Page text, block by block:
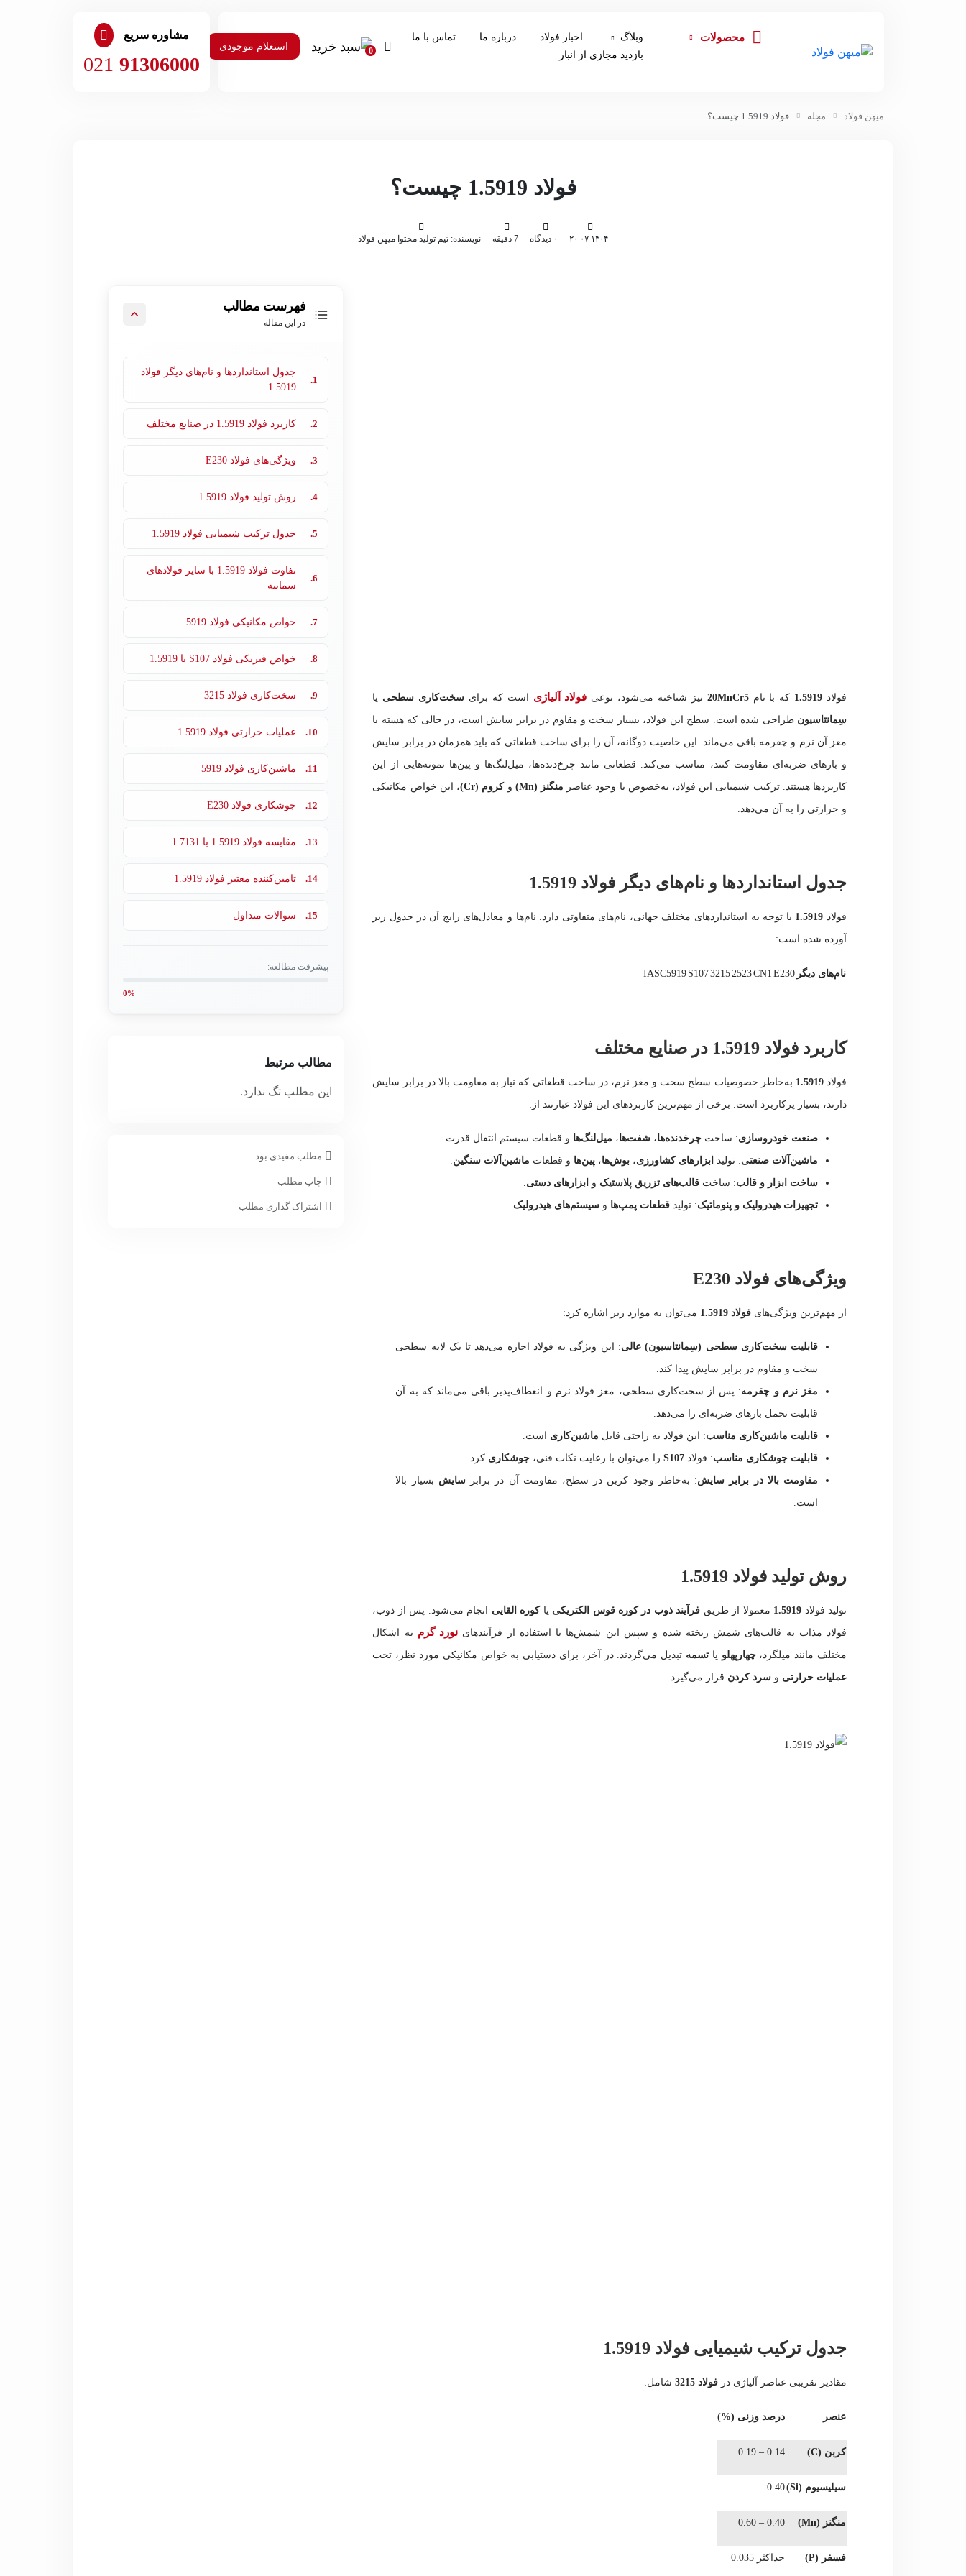
محصولات وبلاگ اخبار فولاد درباره ما
تماس با ما
بازدید مجازی از انبار
0 استعلام موجودی
مشاوره سریع
021 91306000
فولاد 1.5919 چیست؟ مجله میهن فولاد
فولاد 1.5919 چیست؟
۱۴۰۴ ۰۷ ۲۰ ۰ دیدگاه 7 دقیقه نویسنده: تیم تولید محتوا میهن فولاد
فهرست مطالب
در این مقاله
1.
جدول استانداردها و نام‌های دیگر فولاد
1.5919
2. کاربرد فولاد 1.5919 در صنایع مختلف
3. ویژگی‌های فولاد E230
4. روش تولید فولاد 1.5919
5. جدول ترکیب شیمیایی فولاد 1.5919
6.
تفاوت فولاد 1.5919 با سایر فولادهای
سمانته
7. خواص مکانیکی فولاد 5919
8. خواص فیزیکی فولاد S107 یا 1.5919
9. سخت‌کاری فولاد 3215
10. عملیات حرارتی فولاد 1.5919
11. ماشین‌کاری فولاد 5919
12. جوشکاری فولاد E230
13. مقایسه فولاد 1.5919 با 1.7131
14. تامین‌کننده معتبر فولاد 1.5919
15. سوالات متداول
پیشرفت مطالعه:
0%
مطالب مرتبط
این مطلب تگ ندارد.
مطلب مفیدی بود
چاپ مطلب
اشتراک گذاری مطلب
فولاد 1.5919 که با نام20MnCr5 نیز شناخته می‌شود، نوعی فولاد آلیاژی است که برای سخت‌کاری سطحی یا
سِمانتاسیون طراحی شده است. سطح این فولاد، بسیار سخت و مقاوم در برابر سایش است، در حالی که هسته یا
مغز آن نرم و چقرمه باقی می‌ماند. این خاصیت دوگانه، آن را برای ساخت قطعاتی که باید همزمان در برابر سایش
و بارهای ضربه‌ای مقاومت کنند، مناسب می‌کند. قطعاتی مانند چرخ‌دنده‌ها، میل‌لنگ‌ها و پین‌ها نمونه‌هایی از این
کاربردها هستند. ترکیب شیمیایی این فولاد، به‌خصوص با وجود عناصر منگنز (Mn) وکروم (Cr) ، این خواص مکانیکی
و حرارتی را به آن می‌دهد.
جدول استانداردها و نام‌های دیگر فولاد 1.5919
فولاد 1.5919 با توجه به استانداردهای مختلف جهانی، نام‌های متفاوتی دارد. نام‌ها و معادل‌های رایج آن در جدول زیر
آورده شده است:
نام‌های دیگر E230
CN1
2523
3215
S107
IASC5919
کاربرد فولاد 1.5919 در صنایع مختلف
فولاد1.5919 به‌خاطر خصوصیات سطح سخت و مغز نرم، در ساخت قطعاتی که نیاز به مقاومت بالا در برابر سایش
دارند، بسیار پرکاربرد است. برخی از مهم‌ترین کاربردهای این فولاد عبارتند از:
صنعت خودروسازی: ساخت چرخدنده‌ها، شفت‌ها، میل‌لنگ‌ها و قطعات سیستم انتقال قدرت.
ماشین‌آلات صنعتی: تولید ابزارهای کشاورزی، بوش‌ها، پین‌ها و قطعات ماشین‌آلات سنگین
ساخت ابزار و قالب: ساخت قالب‌های تزریق پلاستیک و ابزارهای دستی
تجهیزات هیدرولیک و پنوماتیک: تولید قطعات پمپ‌ها و سیستم‌های هیدرولیک
ویژگی‌های فولاد E230
از مهم‌ترین ویژگی‌های فولاد 1.5919 می‌توان به موارد زیر اشاره کرد:
قابلیت سخت‌کاری سطحی (سِمانتاسیون) عالی: این ویژگی به فولاد اجازه می‌دهد تا یک لایه سطحی
سخت و مقاوم در برابر سایش پیدا کند.
مغز نرم و چقرمه: پس از سخت‌کاری سطحی، مغز فولاد نرم و انعطاف‌پذیر باقی می‌ماند که به آن
قابلیت تحمل بارهای ضربه‌ای را می‌دهد.
قابلیت ماشین‌کاری مناسب: این فولاد به راحتی قابل ماشین‌کاری است.
قابلیت جوشکاری مناسب: فولاد S107 را می‌توان با رعایت نکات فنی، جوشکاری کرد.
مقاومت بالا در برابر سایش: به‌خاطر وجود کربن در سطح، مقاومت آن در برابرسایش بسیار بالا
است.
روش تولید فولاد 1.5919
تولید فولاد 1.5919 معمولا از طریق فرآیند ذوب در کوره قوس الکتریکی یاکوره القایی انجام می‌شود. پس از ذوب،
فولاد مذاب به قالب‌های شمش ریخته شده و سپس این شمش‌ها با استفاده از فرآیندهای نورد گرم به اشکال
مختلف مانند میلگرد،چهارپهلو یا تسمه تبدیل می‌گردند. در آخر، برای دستیابی به خواص مکانیکی مورد نظر، تحت
عملیات حرارتی و سرد کردن قرار می‌گیرد.
جدول ترکیب شیمیایی فولاد 1.5919
مقادیر تقریبی عناصر آلیاژی در فولاد 3215 شامل:
عنصر درصد وزنی (%)
کربن (C) 0.14 – 0.19
سیلیسیوم (Si) 0.40
منگنز (Mn) 0.40 – 0.60
فسفر (P) حداکثر 0.035